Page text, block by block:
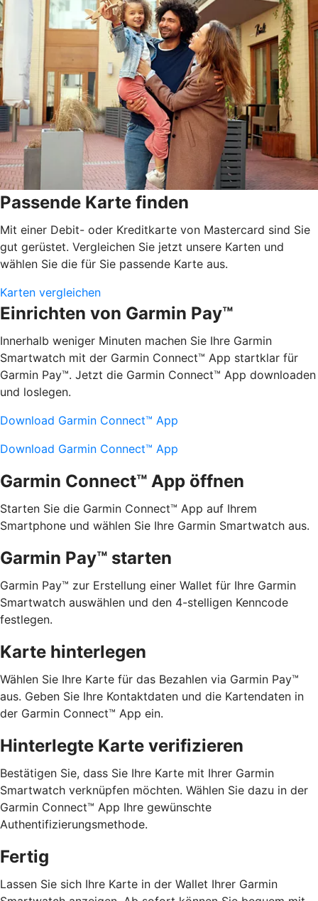
Passende Karte finden
Mit einer Debit- oder Kreditkarte von Mastercard sind Sie
gut gerüstet. Vergleichen Sie jetzt unsere Karten und
wählen Sie die für Sie passende Karte aus.
Karten vergleichen
Einrichten von Garmin Pay™
Innerhalb weniger Minuten machen Sie Ihre Garmin
Smartwatch mit der Garmin Connect™ App startklar für
Garmin Pay™. Jetzt die Garmin Connect™ App downloaden
und loslegen.
Download Garmin Connect™ App
Download Garmin Connect™ App
Garmin Connect™ App öffnen
Starten Sie die Garmin Connect™ App auf Ihrem
Smartphone und wählen Sie Ihre Garmin Smartwatch aus.
Garmin Pay™ starten
Garmin Pay™ zur Erstellung einer Wallet für Ihre Garmin
Smartwatch auswählen und den 4-stelligen Kenncode
festlegen.
Karte hinterlegen
Wählen Sie Ihre Karte für das Bezahlen via Garmin Pay™
aus. Geben Sie Ihre Kontaktdaten und die Kartendaten in
der Garmin Connect™ App ein.
Hinterlegte Karte verifizieren
Bestätigen Sie, dass Sie Ihre Karte mit Ihrer Garmin
Smartwatch verknüpfen möchten. Wählen Sie dazu in der
Garmin Connect™ App Ihre gewünschte
Authentifizierungsmethode.
Fertig
Lassen Sie sich Ihre Karte in der Wallet Ihrer Garmin